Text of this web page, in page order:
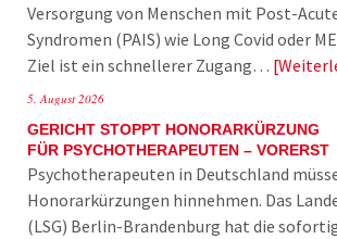
Versorgung von Menschen mit Post-
Syndromen (PAIS) wie Long Covid oder
Ziel ist ein schnellerer Zugang…
5. August 2026
GERICHT STOPPT HONORARKÜRZUNG
FÜR PSYCHOTHERAPEUTEN – VORERST
Psychotherapeuten in Deutschland
Honorarkürzungen hinnehmen. Das
(LSG) Berlin-Brandenburg hat die